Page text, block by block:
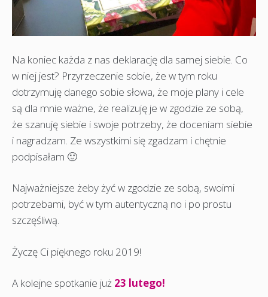
Na koniec każda z nas deklarację dla samej siebie. Co
w niej jest? Przyrzeczenie sobie, że w tym roku
dotrzymuję danego sobie słowa, że moje plany i cele
są dla mnie ważne, że realizuję je w zgodzie ze sobą,
że szanuję siebie i swoje potrzeby, że doceniam siebie
i nagradzam. Ze wszystkimi się zgadzam i chętnie
podpisałam 🙂
Najważniejsze żeby żyć w zgodzie ze sobą, swoimi
potrzebami, być w tym autentyczną no i po prostu
szczęśliwą.
Życzę Ci pięknego roku 2019!
A kolejne spotkanie już 23 lutego!